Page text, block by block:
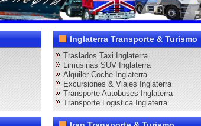
Inglaterra Transporte & Turismo
Traslados Taxi Inglaterra
Limusinas SUV Inglaterra
Alquiler Coche Inglaterra
Excursiones & Viajes Inglaterra
Transporte Autobuses Inglaterra
Transporte Logistica Inglaterra